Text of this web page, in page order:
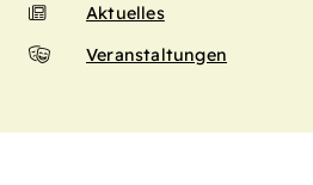
Aktuelles
Veranstaltungen